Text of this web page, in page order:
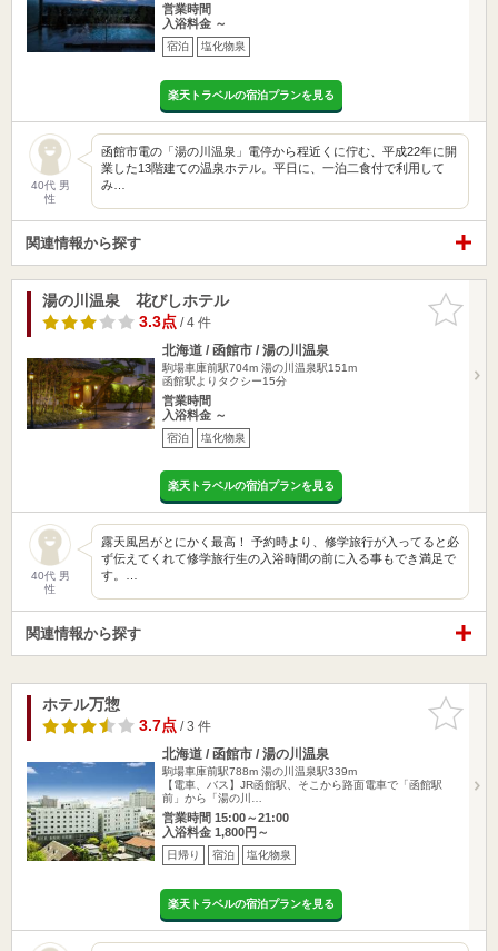
営業時間
入浴料金 ～
宿泊 塩化物泉
楽天トラベルの宿泊プランを見る
40代 男
性
函館市電の「湯の川温泉」電停から程近くに佇む、平成22年に開
業した13階建ての温泉ホテル。平日に、一泊二食付で利用して
み…
関連情報から探す
お気に入
りに追加
湯の川温泉 花びしホテル
3.3点/ 4 件
北海道 / 函館市 / 湯の川温泉
駒場車庫前駅704m 湯の川温泉駅151m
函館駅よりタクシー15分
営業時間
入浴料金 ～
宿泊 塩化物泉
楽天トラベルの宿泊プランを見る
40代 男
性
露天風呂がとにかく最高！ 予約時より、修学旅行が入ってると必
ず伝えてくれて修学旅行生の入浴時間の前に入る事もでき満足で
す。…
関連情報から探す
お気に入
りに追加
ホテル万惣
3.7点/ 3 件
北海道 / 函館市 / 湯の川温泉
駒場車庫前駅788m 湯の川温泉駅339m
【電車、バス】JR函館駅、そこから路面電車で「函館駅
前」から「湯の川…
営業時間 15:00～21:00
入浴料金 1,800円～
日帰り 宿泊 塩化物泉
楽天トラベルの宿泊プランを見る